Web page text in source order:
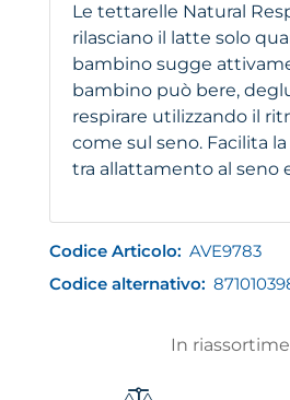
Le tettarelle Natural
rilasciano il latte solo
bambino sugge
bambino può bere,
respirare utilizzando il
come sul seno. Facilita
tra allattamento al seno
Codice Articolo: AVE9783
Codice alternativo:
In